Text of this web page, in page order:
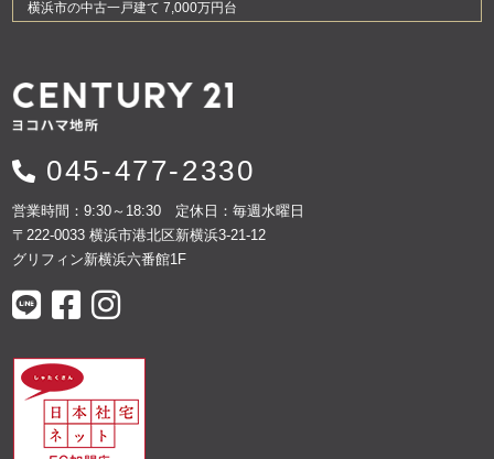
横浜市の中古一戸建て 7,000万円台
045-477-2330
営業時間：9:30～18:30 定休日：毎週水曜日
〒222-0033 横浜市港北区新横浜3-21-12
グリフィン新横浜六番館1F